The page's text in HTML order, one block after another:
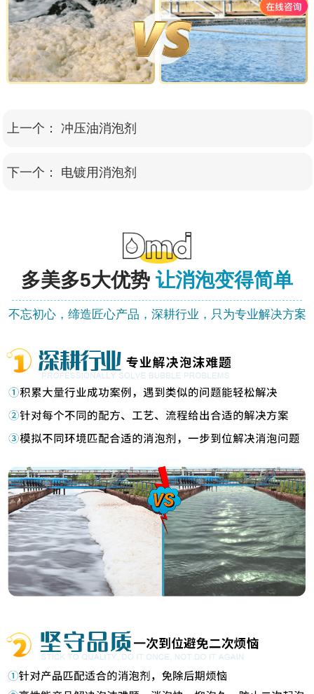
上一个： 冲压油消泡剂
下一个： 电镀用消泡剂
多美多5大优势 让消泡变得简单
不忘初心，缔造匠心产品，深耕行业，只为专业解决方案